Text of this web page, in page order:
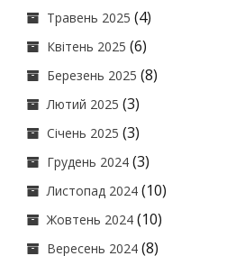
Травень 2025 (4)
Квітень 2025 (6)
Березень 2025 (8)
Лютий 2025 (3)
Січень 2025 (3)
Грудень 2024 (3)
Листопад 2024 (10)
Жовтень 2024 (10)
Вересень 2024 (8)